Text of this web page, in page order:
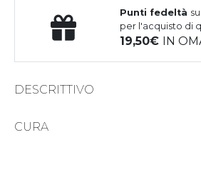
Punti fedeltà
per l'acquisto di
19,50 IN
DESCRITTIVO
CURA